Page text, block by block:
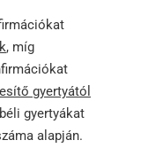
, míg
gyertyától
gyertyákat
alapján.